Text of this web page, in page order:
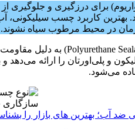
برای درزگیری و جلوگیری
بهترین کاربرد چسب
زمان در محیط مرطوب سیاه نشوند.
و پلی‌اورتان را ارائه
می‌شود.